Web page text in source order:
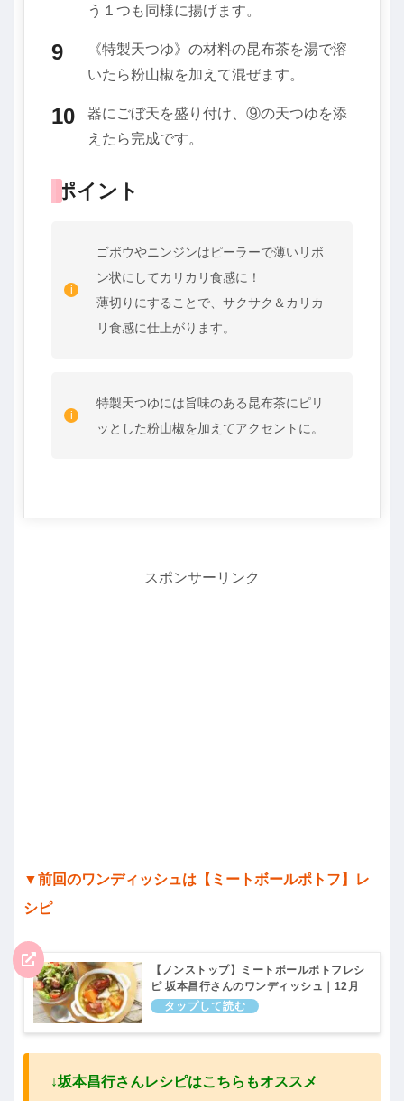
う１つも同様に揚げます。
《特製天つゆ》の材料の昆布茶を湯で溶
いたら粉山椒を加えて混ぜます。
器にごぼ天を盛り付け、⑨の天つゆを添
えたら完成です。
ポイント
ゴボウやニンジンはピーラーで薄いリボ
ン状にしてカリカリ食感に！
薄切りにすることで、サクサク＆カリカ
リ食感に仕上がります。
特製天つゆには旨味のある昆布茶にピリ
ッとした粉山椒を加えてアクセントに。
スポンサーリンク
▼前回のワンディッシュは【ミートボールポトフ】レ
シピ
【ノンストップ】ミートボールポトフレシ
ピ 坂本昌行さんのワンディッシュ｜12月
9日
↓坂本昌行さんレシピはこちらもオススメ